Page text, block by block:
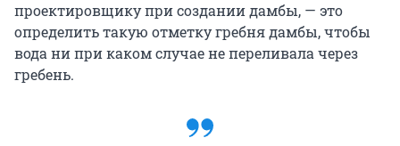
проектировщику при создании дамбы, — это
определить такую отметку гребня дамбы, чтобы
вода ни при каком случае не переливала через
гребень.